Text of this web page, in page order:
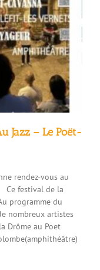
Jazz – Le Poët-
rendez-vous au
Ce festival de la
programme du
nombreux artistes
Drôme au Poet